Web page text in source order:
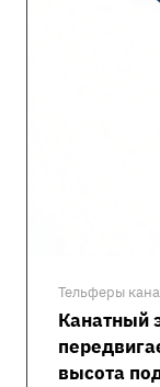
Тельферы
Канатный
высота